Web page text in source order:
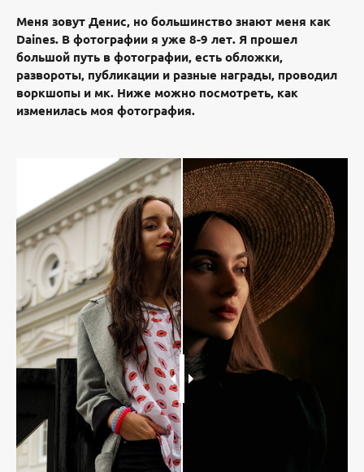
Меня зовут Денис, но большинство знают меня как
Daines. В фотографии я уже 8-9 лет. Я прошел
большой путь в фотографии, есть обложки,
развороты, публикации и разные награды, проводил
воркшопы и мк. Ниже можно посмотреть, как
изменилась моя фотография.